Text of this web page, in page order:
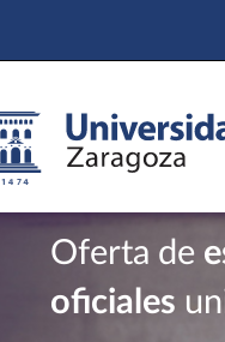
Oferta de
oficiales